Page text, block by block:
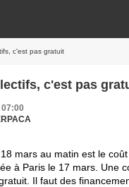
c'est pas gratuit
c'est pas
07:00
mars au matin est le
à Paris le 17 mars. Une
Il faut des